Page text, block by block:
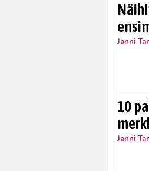
Janni
10
Janni